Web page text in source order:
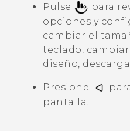
Pulse
para
opciones y
cambiar el
teclado,
diseño,
Presione
pantalla.